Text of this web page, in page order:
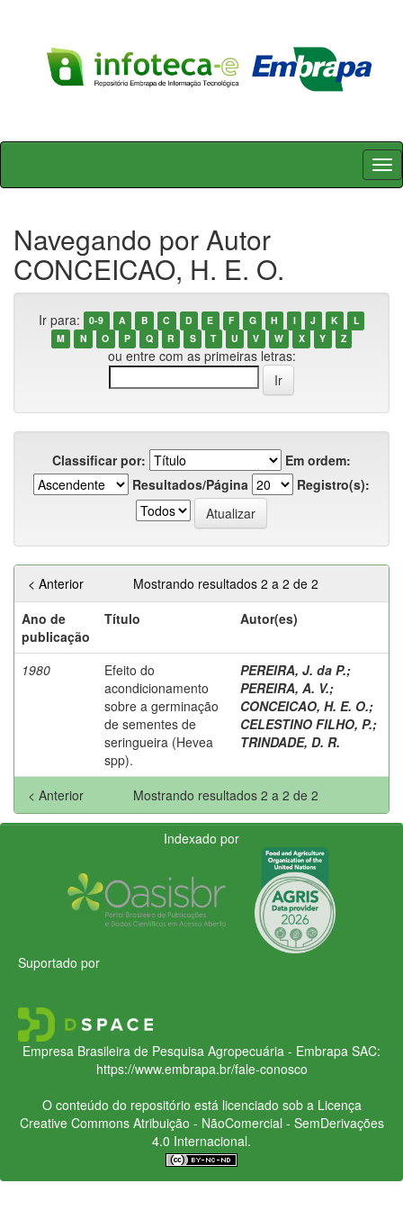
Skip
Navegando por Autor
CONCEICAO, H. E. O.
Ir para: 0-9 A B C D E F G H I J K
L
M
N O P Q R S T U V W X Y Z
ou entre com as primeiras letras:
Classificar por:
Em ordem:
Resultados/Página
Registro(s):
Mostrando resultados 2 a 2 de 2
< Anterior
Ano de
publicação
Título Autor(es)
1980
Efeito do
acondicionamento
sobre a germinação
de sementes de
seringueira (Hevea
spp).
PEREIRA, J. da P.;
PEREIRA, A. V.;
CONCEICAO, H. E. O.;
CELESTINO FILHO, P.;
TRINDADE, D. R.
Mostrando resultados 2 a 2 de 2
< Anterior
Indexado por
Suportado por
Empresa Brasileira de Pesquisa Agropecuária - Embrapa SAC:
https://www.embrapa.br/fale-conosco
O conteúdo do repositório está licenciado sob a Licença
Creative CommonsAtribuição - NãoComercial - SemDerivações
4.0 Internacional.